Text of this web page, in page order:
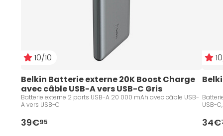
10/10
Belkin Batterie externe 20K Boost Charge
avec câble USB-A vers USB-C Gris
Batterie externe 2 ports USB-A 20 000 mAh avec câble USB-
A vers USB-C
39€95
USB-
34€